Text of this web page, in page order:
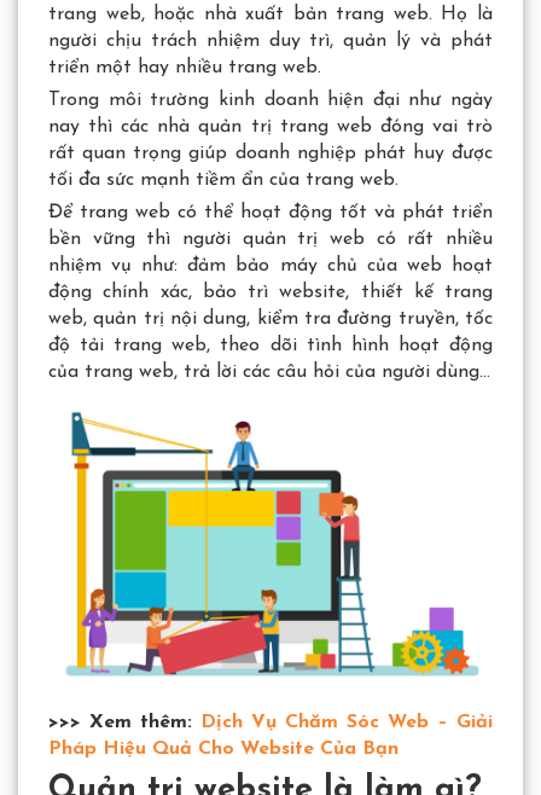
trang web, hoặc nhà xuất bản trang web. Họ là
người chịu trách nhiệm duy trì, quản lý và phát
triển một hay nhiều trang web.
Trong môi trường kinh doanh hiện đại như ngày
nay thì các nhà quản trị trang web đóng vai trò
rất quan trọng giúp doanh nghiệp phát huy được
tối đa sức mạnh tiềm ẩn của trang web.
Để trang web có thể hoạt động tốt và phát triển
bền vững thì người quản trị web có rất nhiều
nhiệm vụ như: đảm bảo máy chủ của web hoạt
động chính xác, bảo trì website, thiết kế trang
web, quản trị nội dung, kiểm tra đường truyền, tốc
độ tải trang web, theo dõi tình hình hoạt động
của trang web, trả lời các câu hỏi của người dùng…
>>> Xem thêm:
Dịch Vụ Chăm Sóc Web – Giải
Pháp Hiệu Quả Cho Website Của Bạn